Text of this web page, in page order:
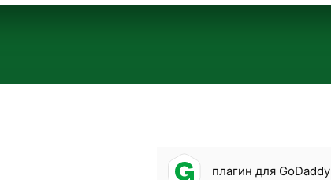
плагин для GoDaddy